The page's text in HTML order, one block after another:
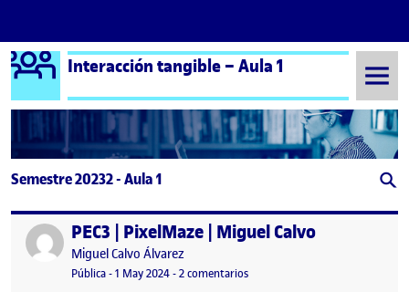
Saltar al contenido
Logo Ágora
Interacción tangible – Aula 1
Semestre 20232 - Aula 1
Publicado porPEC3 | PixelMaze | Miguel Calvo
Publicado por
Miguel Calvo Álvarez
Visibilidad:
Pública-Fecha de publicación
1 May 2024-2 comentariosen PEC3 | PixelMaze | Miguel